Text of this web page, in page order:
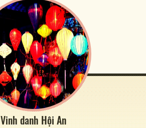
Vinh danh Hội An